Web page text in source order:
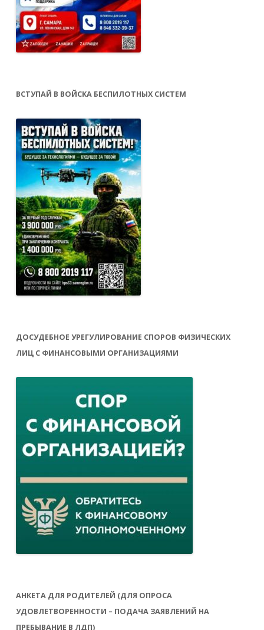
ВСТУПАЙ В ВОЙСКА БЕСПИЛОТНЫХ СИСТЕМ
ДОСУДЕБНОЕ УРЕГУЛИРОВАНИЕ СПОРОВ ФИЗИЧЕСКИХ
ЛИЦ С ФИНАНСОВЫМИ ОРГАНИЗАЦИЯМИ
АНКЕТА ДЛЯ РОДИТЕЛЕЙ (ДЛЯ ОПРОСА
УДОВЛЕТВОРЕННОСТИ – ПОДАЧА ЗАЯВЛЕНИЙ НА
ПРЕБЫВАНИЕ В ЛДП)